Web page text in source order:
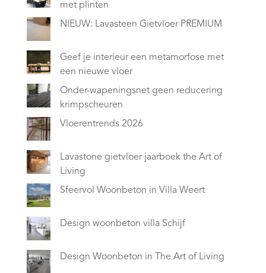
met plinten
NIEUW: Lavasteen Gietvloer PREMIUM
Geef je interieur een metamorfose met
een nieuwe vloer
Onder-wapeningsnet geen reducering
krimpscheuren
Vloerentrends 2026
Lavastone gietvloer jaarboek the Art of
Living
Sfeervol Woonbeton in Villa Weert
Design woonbeton villa Schijf
Design Woonbeton in The Art of Living